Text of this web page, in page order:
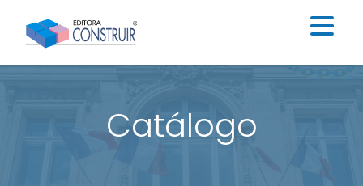
Institucional
Catálogo
Educação Infantil
Catálogo